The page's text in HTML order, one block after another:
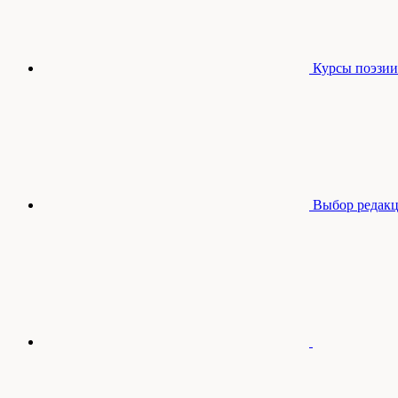
Курсы поэзии
Выбор